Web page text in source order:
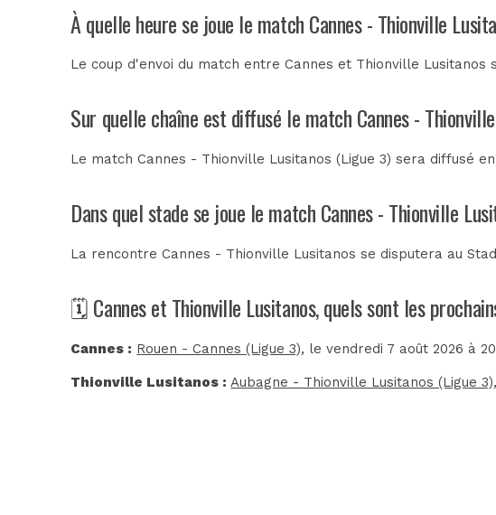
À quelle heure se joue le match Cannes - Thionville
Le coup d'envoi du match entre Cannes et Thionville
Sur quelle chaîne est diffusé le match Cannes -
Le match Cannes - Thionville Lusitanos (Ligue 3) sera diffusé
Dans quel stade se joue le match Cannes - Thionville
La rencontre Cannes - Thionville Lusitanos se disputera au
🗓️ Cannes et Thionville Lusitanos, quels sont les
Cannes : Rouen - Cannes (Ligue 3), le vendredi 7 août 2026 à
Thionville Lusitanos : Aubagne - Thionville Lusitanos (Ligue 3)